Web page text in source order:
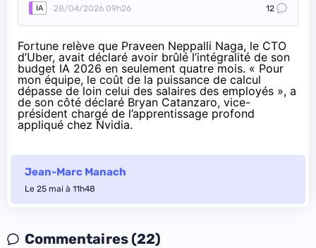
IA 28/04/2026 09h26 12
Fortune relève que Praveen Neppalli Naga, le CTO
d’Uber, avait déclaré avoir brûlé l’intégralité de son
budget IA 2026 en seulement quatre mois. « Pour
mon équipe, le coût de la puissance de calcul
dépasse de loin celui des salaires des employés », a
de son côté déclaré Bryan Catanzaro, vice-
président chargé de l’apprentissage profond
appliqué chez Nvidia.
Jean-Marc Manach
Le 25 mai à 11h48
Commentaires (22)